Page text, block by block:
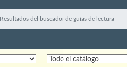
Resultados del buscador de guías de lectura